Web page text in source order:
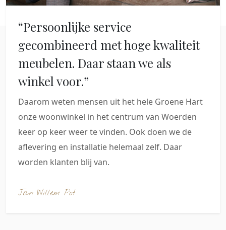
“Persoonlijke service
gecombineerd met hoge kwaliteit
meubelen. Daar staan we als
winkel voor.”
Daarom weten mensen uit het hele Groene Hart
onze woonwinkel in het centrum van Woerden
keer op keer weer te vinden. Ook doen we de
aflevering en installatie helemaal zelf. Daar
worden klanten blij van.
Jan Willem Pot